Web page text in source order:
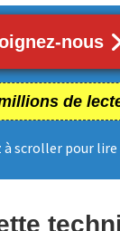
nous
de
scroller pour